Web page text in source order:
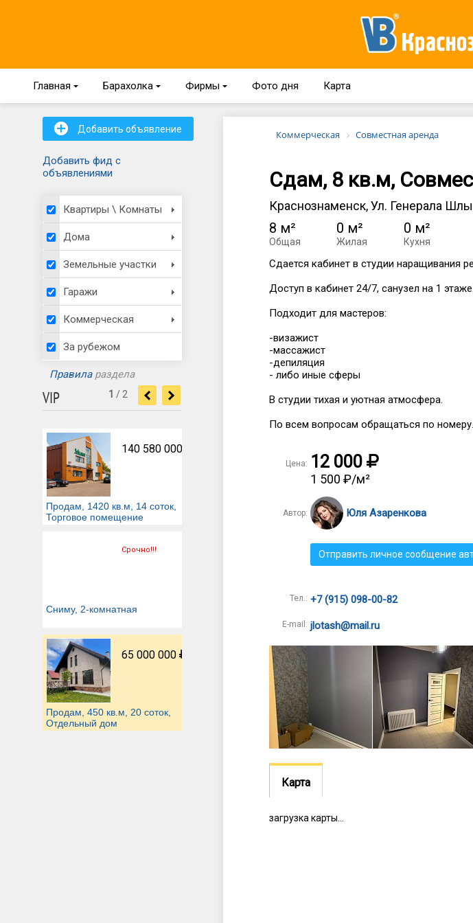
Главная { Барахолка { Фирмы { Фото дня Карта
+ Добавить объявление
Добавить фид с
объявлениями
Квартиры \ Комнаты
Дома
Земельные участки
Гаражи
Коммерческая
За рубежом
Правилараздела
VIP
140 580 000
Продам, 1420 кв.м, 14 соток,
Торговое помещение
Срочно!!!
Сниму, 2-комнатная
65 000 000
Продам, 450 кв.м, 20 соток,
Отдельный дом
Продам, 1420 кв.м, 14 соток,
Торговое помещение
Срочно!!!
Сниму, 2-комнатная
65 000 000
Продам, 450 кв.м, 20 соток,
Отдельный дом
1 /2 < >
Коммерческая Совместная аренда
Сдам, 8 кв.м,
Краснознаменск, Ул. Генерала
8 м²
Общая
0 м²
Жилая
0 м²
Кухня
Сдается кабинет в студии наращивания
Доступ в кабинет 24/7, санузел на 1
Подходит для мастеров:
-визажист
-массажист
-депиляция
- либо иные сферы
В студии тихая и уютная атмосфера.
По всем вопросам обращаться по номеру.
Цена: 12 000
1 500 ₽/м²
Автор: Юля Азаренкова
Отправить личное сообщение
Тел.: +7 (915) 098-00-82
E-mail: jlotash@mail.ru
Карта
загрузка карты...